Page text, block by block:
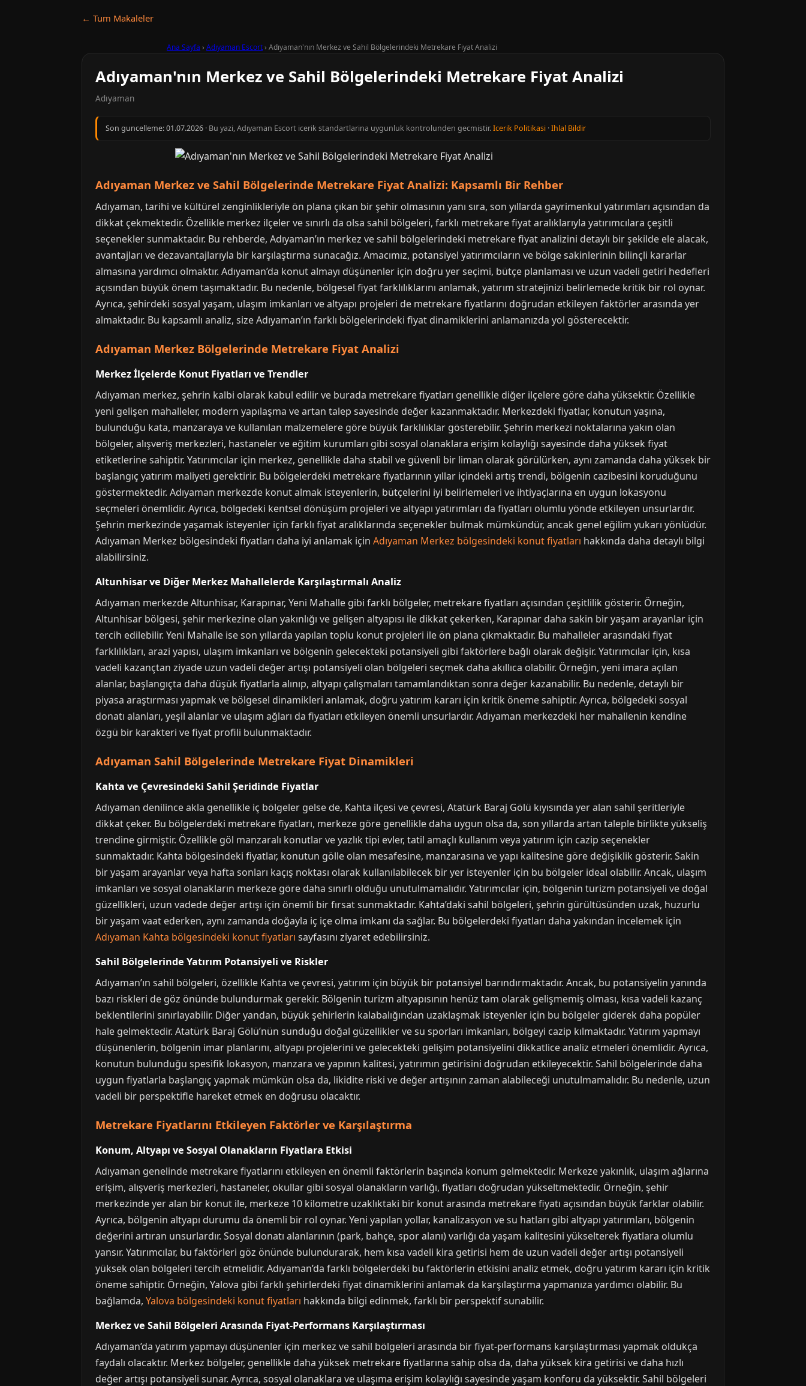
← Tum Makaleler
Ana Sayfa › Adıyaman Escort› Adıyaman'nın Merkez ve Sahil Bölgelerindeki Metrekare Fiyat Analizi
Adıyaman'nın Merkez ve Sahil Bölgelerindeki Metrekare Fiyat Analizi
Adıyaman
Son guncelleme:01.07.2026 · Bu yazi, Adıyaman Escort icerik standartlarina uygunluk kontrolunden gecmistir.Icerik Politikasi ·Ihlal Bildir
Adıyaman Merkez ve Sahil Bölgelerinde Metrekare Fiyat Analizi: Kapsamlı Bir Rehber
Adıyaman, tarihi ve kültürel zenginlikleriyle ön plana çıkan bir şehir olmasının yanı sıra, son yıllarda gayrimenkul yatırımları açısından da
dikkat çekmektedir. Özellikle merkez ilçeler ve sınırlı da olsa sahil bölgeleri, farklı metrekare fiyat aralıklarıyla yatırımcılara çeşitli
seçenekler sunmaktadır. Bu rehberde, Adıyaman’ın merkez ve sahil bölgelerindeki metrekare fiyat analizini detaylı bir şekilde ele alacak,
avantajları ve dezavantajlarıyla bir karşılaştırma sunacağız. Amacımız, potansiyel yatırımcıların ve bölge sakinlerinin bilinçli kararlar
almasına yardımcı olmaktır. Adıyaman’da konut almayı düşünenler için doğru yer seçimi, bütçe planlaması ve uzun vadeli getiri hedefleri
açısından büyük önem taşımaktadır. Bu nedenle, bölgesel fiyat farklılıklarını anlamak, yatırım stratejinizi belirlemede kritik bir rol oynar.
Ayrıca, şehirdeki sosyal yaşam, ulaşım imkanları ve altyapı projeleri de metrekare fiyatlarını doğrudan etkileyen faktörler arasında yer
almaktadır. Bu kapsamlı analiz, size Adıyaman’ın farklı bölgelerindeki fiyat dinamiklerini anlamanızda yol gösterecektir.
Adıyaman Merkez Bölgelerinde Metrekare Fiyat Analizi
Merkez İlçelerde Konut Fiyatları ve Trendler
Adıyaman merkez, şehrin kalbi olarak kabul edilir ve burada metrekare fiyatları genellikle diğer ilçelere göre daha yüksektir. Özellikle
yeni gelişen mahalleler, modern yapılaşma ve artan talep sayesinde değer kazanmaktadır. Merkezdeki fiyatlar, konutun yaşına,
bulunduğu kata, manzaraya ve kullanılan malzemelere göre büyük farklılıklar gösterebilir. Şehrin merkezi noktalarına yakın olan
bölgeler, alışveriş merkezleri, hastaneler ve eğitim kurumları gibi sosyal olanaklara erişim kolaylığı sayesinde daha yüksek fiyat
etiketlerine sahiptir. Yatırımcılar için merkez, genellikle daha stabil ve güvenli bir liman olarak görülürken, aynı zamanda daha yüksek bir
başlangıç yatırım maliyeti gerektirir. Bu bölgelerdeki metrekare fiyatlarının yıllar içindeki artış trendi, bölgenin cazibesini koruduğunu
göstermektedir. Adıyaman merkezde konut almak isteyenlerin, bütçelerini iyi belirlemeleri ve ihtiyaçlarına en uygun lokasyonu
seçmeleri önemlidir. Ayrıca, bölgedeki kentsel dönüşüm projeleri ve altyapı yatırımları da fiyatları olumlu yönde etkileyen unsurlardır.
Şehrin merkezinde yaşamak isteyenler için farklı fiyat aralıklarında seçenekler bulmak mümkündür, ancak genel eğilim yukarı yönlüdür.
Adıyaman Merkez bölgesindeki fiyatları daha iyi anlamak için Adıyaman Merkez bölgesindeki konut fiyatları hakkında daha detaylı bilgi
alabilirsiniz.
Altunhisar ve Diğer Merkez Mahallelerde Karşılaştırmalı Analiz
Adıyaman merkezde Altunhisar, Karapınar, Yeni Mahalle gibi farklı bölgeler, metrekare fiyatları açısından çeşitlilik gösterir. Örneğin,
Altunhisar bölgesi, şehir merkezine olan yakınlığı ve gelişen altyapısı ile dikkat çekerken, Karapınar daha sakin bir yaşam arayanlar için
tercih edilebilir. Yeni Mahalle ise son yıllarda yapılan toplu konut projeleri ile ön plana çıkmaktadır. Bu mahalleler arasındaki fiyat
farklılıkları, arazi yapısı, ulaşım imkanları ve bölgenin gelecekteki potansiyeli gibi faktörlere bağlı olarak değişir. Yatırımcılar için, kısa
vadeli kazançtan ziyade uzun vadeli değer artışı potansiyeli olan bölgeleri seçmek daha akıllıca olabilir. Örneğin, yeni imara açılan
alanlar, başlangıçta daha düşük fiyatlarla alınıp, altyapı çalışmaları tamamlandıktan sonra değer kazanabilir. Bu nedenle, detaylı bir
piyasa araştırması yapmak ve bölgesel dinamikleri anlamak, doğru yatırım kararı için kritik öneme sahiptir. Ayrıca, bölgedeki sosyal
donatı alanları, yeşil alanlar ve ulaşım ağları da fiyatları etkileyen önemli unsurlardır. Adıyaman merkezdeki her mahallenin kendine
özgü bir karakteri ve fiyat profili bulunmaktadır.
Adıyaman Sahil Bölgelerinde Metrekare Fiyat Dinamikleri
Kahta ve Çevresindeki Sahil Şeridinde Fiyatlar
Adıyaman denilince akla genellikle iç bölgeler gelse de, Kahta ilçesi ve çevresi, Atatürk Baraj Gölü kıyısında yer alan sahil şeritleriyle
dikkat çeker. Bu bölgelerdeki metrekare fiyatları, merkeze göre genellikle daha uygun olsa da, son yıllarda artan taleple birlikte yükseliş
trendine girmiştir. Özellikle göl manzaralı konutlar ve yazlık tipi evler, tatil amaçlı kullanım veya yatırım için cazip seçenekler
sunmaktadır. Kahta bölgesindeki fiyatlar, konutun gölle olan mesafesine, manzarasına ve yapı kalitesine göre değişiklik gösterir. Sakin
bir yaşam arayanlar veya hafta sonları kaçış noktası olarak kullanılabilecek bir yer isteyenler için bu bölgeler ideal olabilir. Ancak, ulaşım
imkanları ve sosyal olanakların merkeze göre daha sınırlı olduğu unutulmamalıdır. Yatırımcılar için, bölgenin turizm potansiyeli ve doğal
güzellikleri, uzun vadede değer artışı için önemli bir fırsat sunmaktadır. Kahta’daki sahil bölgeleri, şehrin gürültüsünden uzak, huzurlu
bir yaşam vaat ederken, aynı zamanda doğayla iç içe olma imkanı da sağlar. Bu bölgelerdeki fiyatları daha yakından incelemek için
Adıyaman Kahta bölgesindeki konut fiyatları sayfasını ziyaret edebilirsiniz.
Sahil Bölgelerinde Yatırım Potansiyeli ve Riskler
Adıyaman’ın sahil bölgeleri, özellikle Kahta ve çevresi, yatırım için büyük bir potansiyel barındırmaktadır. Ancak, bu potansiyelin yanında
bazı riskleri de göz önünde bulundurmak gerekir. Bölgenin turizm altyapısının henüz tam olarak gelişmemiş olması, kısa vadeli kazanç
beklentilerini sınırlayabilir. Diğer yandan, büyük şehirlerin kalabalığından uzaklaşmak isteyenler için bu bölgeler giderek daha popüler
hale gelmektedir. Atatürk Baraj Gölü’nün sunduğu doğal güzellikler ve su sporları imkanları, bölgeyi cazip kılmaktadır. Yatırım yapmayı
düşünenlerin, bölgenin imar planlarını, altyapı projelerini ve gelecekteki gelişim potansiyelini dikkatlice analiz etmeleri önemlidir. Ayrıca,
konutun bulunduğu spesifik lokasyon, manzara ve yapının kalitesi, yatırımın getirisini doğrudan etkileyecektir. Sahil bölgelerinde daha
uygun fiyatlarla başlangıç yapmak mümkün olsa da, likidite riski ve değer artışının zaman alabileceği unutulmamalıdır. Bu nedenle, uzun
vadeli bir perspektifle hareket etmek en doğrusu olacaktır.
Metrekare Fiyatlarını Etkileyen Faktörler ve Karşılaştırma
Konum, Altyapı ve Sosyal Olanakların Fiyatlara Etkisi
Adıyaman genelinde metrekare fiyatlarını etkileyen en önemli faktörlerin başında konum gelmektedir. Merkeze yakınlık, ulaşım ağlarına
erişim, alışveriş merkezleri, hastaneler, okullar gibi sosyal olanakların varlığı, fiyatları doğrudan yükseltmektedir. Örneğin, şehir
merkezinde yer alan bir konut ile, merkeze 10 kilometre uzaklıktaki bir konut arasında metrekare fiyatı açısından büyük farklar olabilir.
Ayrıca, bölgenin altyapı durumu da önemli bir rol oynar. Yeni yapılan yollar, kanalizasyon ve su hatları gibi altyapı yatırımları, bölgenin
değerini artıran unsurlardır. Sosyal donatı alanlarının (park, bahçe, spor alanı) varlığı da yaşam kalitesini yükselterek fiyatlara olumlu
yansır. Yatırımcılar, bu faktörleri göz önünde bulundurarak, hem kısa vadeli kira getirisi hem de uzun vadeli değer artışı potansiyeli
yüksek olan bölgeleri tercih etmelidir. Adıyaman’da farklı bölgelerdeki bu faktörlerin etkisini analiz etmek, doğru yatırım kararı için kritik
öneme sahiptir. Örneğin, Yalova gibi farklı şehirlerdeki fiyat dinamiklerini anlamak da karşılaştırma yapmanıza yardımcı olabilir. Bu
bağlamda, Yalova bölgesindeki konut fiyatları hakkında bilgi edinmek, farklı bir perspektif sunabilir.
Merkez ve Sahil Bölgeleri Arasında Fiyat-Performans Karşılaştırması
Adıyaman’da yatırım yapmayı düşünenler için merkez ve sahil bölgeleri arasında bir fiyat-performans karşılaştırması yapmak oldukça
faydalı olacaktır. Merkez bölgeler, genellikle daha yüksek metrekare fiyatlarına sahip olsa da, daha yüksek kira getirisi ve daha hızlı
değer artışı potansiyeli sunar. Ayrıca, sosyal olanaklara ve ulaşıma erişim kolaylığı sayesinde yaşam konforu da yüksektir. Sahil bölgeleri